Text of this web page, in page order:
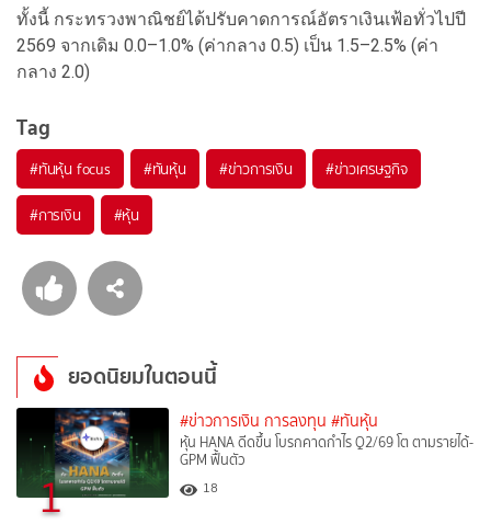
ทั้งนี้ กระทรวงพาณิชย์ได้ปรับคาดการณ์อัตราเงินเฟ้อทั่วไปปี
2569 จากเดิม 0.0–1.0% (ค่ากลาง 0.5) เป็น 1.5–2.5% (ค่า
กลาง 2.0)
Tag
#ทันหุ้น focus #ทันหุ้น #ข่าวการเงิน #ข่าวเศรษฐกิจ
#การเงิน #หุ้น
ยอดนิยมในตอนนี้
1
#ข่าวการเงิน การลงทุน #ทันหุ้น
หุ้น HANA ดีดขึ้น โบรกคาดกำไร Q2/69 โต ตามรายได้-
GPM ฟื้นตัว
18